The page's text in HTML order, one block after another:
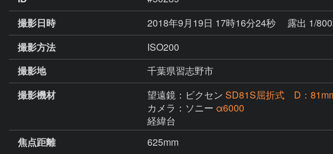
撮影日時
2018年9月19日 17時16分24秒
露出 1/
撮影方法
ISO200
撮影地
千葉県習志野市
撮影機材
望遠鏡：ビクセン SD81S屈折式 D：
カメラ：ソニー α6000
経緯台
焦点距離
625mm